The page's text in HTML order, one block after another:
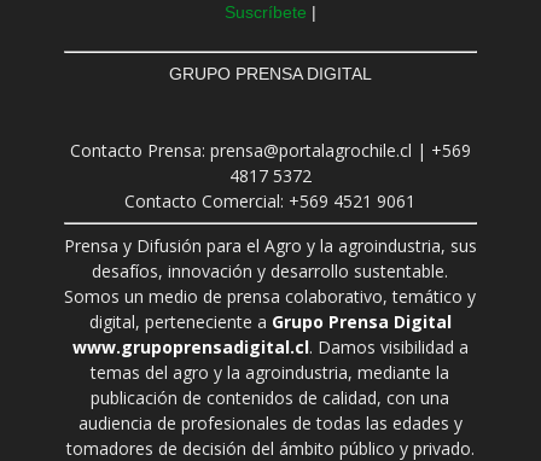
Suscríbete |
GRUPO PRENSA DIGITAL
Contacto Prensa: prensa@portalagrochile.cl | +569
4817 5372
Contacto Comercial: +569 4521 9061
Prensa y Difusión para el Agro y la agroindustria, sus
desafíos, innovación y desarrollo sustentable.
Somos un medio de prensa colaborativo, temático y
digital, perteneciente a Grupo Prensa Digital
www.grupoprensadigital.cl. Damos visibilidad a
temas del agro y la agroindustria, mediante la
publicación de contenidos de calidad, con una
audiencia de profesionales de todas las edades y
tomadores de decisión del ámbito público y privado.